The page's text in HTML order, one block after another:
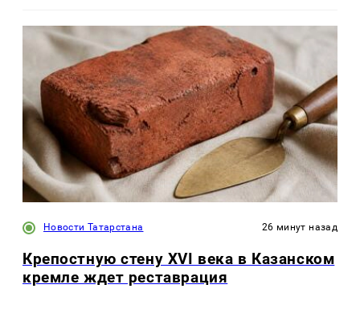
Новости Татарстана 26 минут назад
Крепостную стену XVI века в Казанском
кремле ждет реставрация